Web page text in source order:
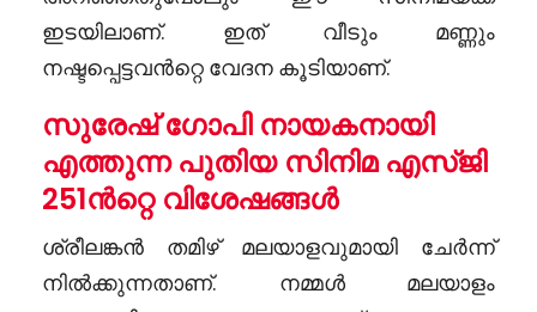
ഇടയിലാണ്. ഇത് വീടും മണ്ണും
നഷ്ടപ്പെട്ടവൻറ്റെ വേദന കൂടിയാണ്.
സുരേഷ് ഗോപി നായകനായി
എത്തുന്ന പുതിയ സിനിമ എസ്ജി
251ൻറ്റെ വിശേഷങ്ങൾ
ശ്രീലങ്കൻ തമിഴ് മലയാളവുമായി ചേർന്ന്
നിൽക്കുന്നതാണ്. നമ്മൾ മലയാളം